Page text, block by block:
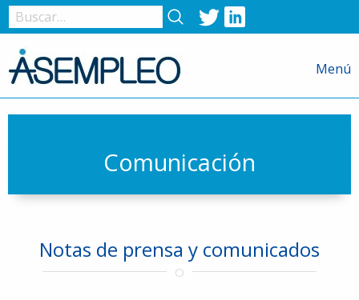
Twitter
de
usuario
o
correo
Contraseña
Menú
Comunicación
Notas de prensa y comunicados